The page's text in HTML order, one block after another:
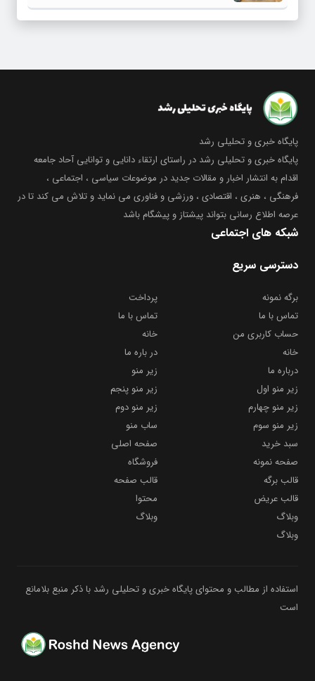
پایگاه خبری و تحلیلی رشد
پایگاه خبری و تحلیلی رشد در راستای ارتقاء دانایی و توانایی آحاد جامعه
اقدام به انتشار اخبار و مقالات جدید در موضوعات سیاسی ، اجتماعی ،
فرهنگی ، هنری ، اقتصادی ، ورزشی و فناوری می نماید و تلاش می کند تا در
عرصه اطلاع رسانی بتواند پیشتاز و پیشگام باشد
شبکه های اجتماعی
دسترسی سریع
برگه نمونه
پرداخت
تماس با ما
تماس با ما
حساب کاربری من
خانه
خانه
در باره ما
درباره ما
زیر منو
زیر منو اول
زیر منو پنجم
زیر منو چهارم
زیر منو دوم
زیر منو سوم
ساب منو
سبد خرید
صفحه اصلی
صفحه نمونه
فروشگاه
قالب برگه
قالب صفحه
قالب عریض
محتوا
وبلاگ
وبلاگ
وبلاگ
استفاده از مطالب و محتوای پایگاه خبری و تحلیلی رشد با ذکر منبع بلامانع
است